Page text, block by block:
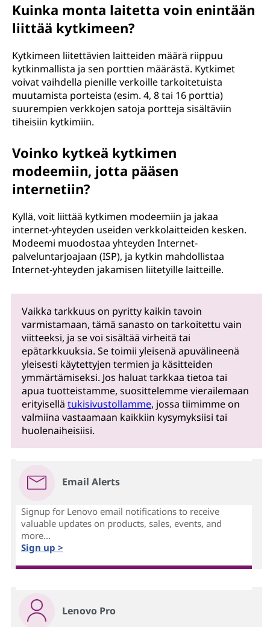
Kuinka monta laitetta voin enintään
liittää kytkimeen?
Kytkimeen liitettävien laitteiden määrä riippuu
kytkinmallista ja sen porttien määrästä. Kytkimet
voivat vaihdella pienille verkoille tarkoitetuista
muutamista porteista (esim. 4, 8 tai 16 porttia)
suurempien verkkojen satoja portteja sisältäviin
tiheisiin kytkimiin.
Voinko kytkeä kytkimen
modeemiin, jotta pääsen
internetiin?
Kyllä, voit liittää kytkimen modeemiin ja jakaa
internet-yhteyden useiden verkkolaitteiden kesken.
Modeemi muodostaa yhteyden Internet-
palveluntarjoajaan (ISP), ja kytkin mahdollistaa
Internet-yhteyden jakamisen liitetyille laitteille.
Vaikka tarkkuus on pyritty kaikin tavoin
varmistamaan, tämä sanasto on tarkoitettu vain
viitteeksi, ja se voi sisältää virheitä tai
epätarkkuuksia. Se toimii yleisenä apuvälineenä
yleisesti käytettyjen termien ja käsitteiden
ymmärtämiseksi. Jos haluat tarkkaa tietoa tai
apua tuotteistamme, suosittelemme vierailemaan
erityisellä tukisivustollamme, jossa tiimimme on
valmiina vastaamaan kaikkiin kysymyksiisi tai
huolenaiheisiisi.
Email Alerts
Signup for Lenovo email notifications to receive
valuable updates on products, sales, events, and
more...
Sign up >
Lenovo Pro